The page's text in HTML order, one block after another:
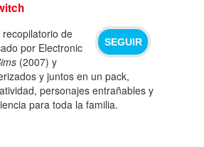
SEGUIR
recopilatorio de
por Electronic
(2007) y
y juntos en un pack,
personajes entrañables y
para toda la familia.